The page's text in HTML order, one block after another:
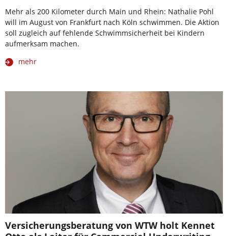
Mehr als 200 Kilometer durch Main und Rhein: Nathalie Pohl
will im August von Frankfurt nach Köln schwimmen. Die Aktion
soll zugleich auf fehlende Schwimmsicherheit bei Kindern
aufmerksam machen.
mehr
Versicherungsberatung von WTW holt Kennet